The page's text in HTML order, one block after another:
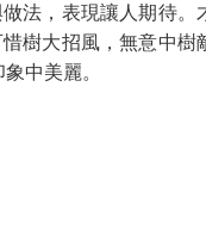
法，表現讓人期待。
樹大招風，無意中樹
中美麗。